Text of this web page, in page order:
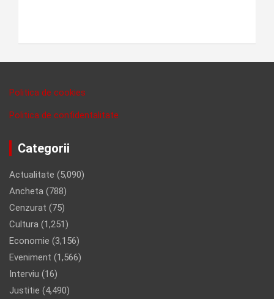
Politica de cookies
Politica de confidentalitate
Categorii
Actualitate (5,090)
Ancheta (788)
Cenzurat (75)
Cultura (1,251)
Economie (3,156)
Eveniment (1,566)
Interviu (16)
Justitie (4,490)